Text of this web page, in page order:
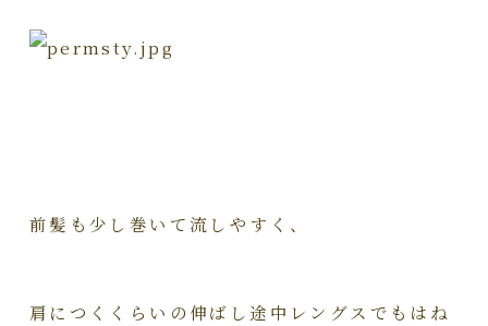
前髪も少し巻いて流しやすく、
肩につくくらいの伸ばし途中レングスでもはね